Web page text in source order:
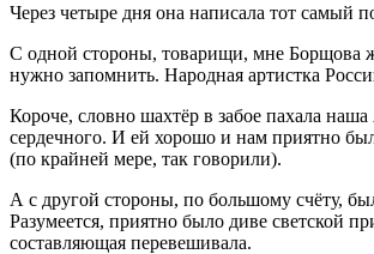
Через четыре дня она написала тот самый
С одной стороны, товарищи, мне Борщова
нужно запомнить. Народная артистка
Короче, словно шахтёр в забое пахала
сердечного. И ей хорошо и нам приятно
(по крайней мере, так говорили).
А с другой стороны, по большому счёту,
Разумеется, приятно было диве светской
составляющая перевешивала.